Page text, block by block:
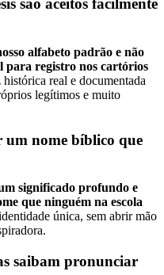
são aceitos facilmente
alfabeto padrão e não
para registro nos cartórios
real e documentada
legítimos e muito
um nome bíblico que
significado profundo e
que ninguém na escola
única, sem abrir mão
saibam pronunciar